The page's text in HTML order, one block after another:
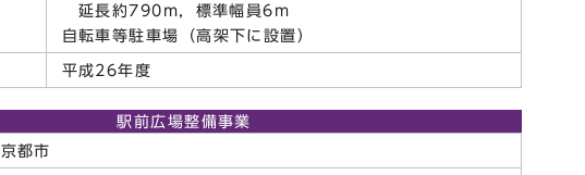
延長約790m，標準幅員6m
自転車等駐車場（高架下に設置）
平成26年度
駅前広場整備事業
京都市